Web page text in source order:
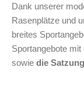
Dank unserer
Rasenplätze und
breites
Sportangebote
sowie die